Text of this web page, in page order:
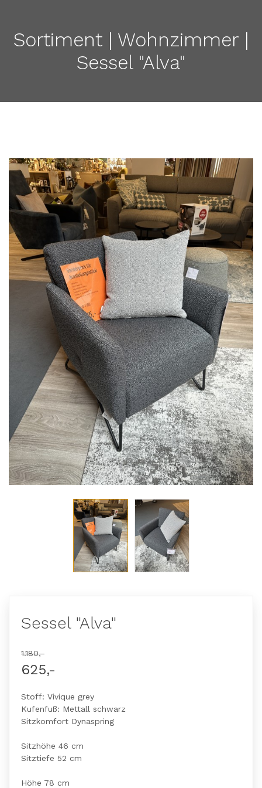
Sortiment | Wohnzimmer |
Sessel "Alva"
Sessel "Alva"
1.180,-
625,-
Stoff: Vivique grey
Kufenfuß: Mettall schwarz
Sitzkomfort Dynaspring
Sitzhöhe 46 cm
Sitztiefe 52 cm
Höhe 78 cm